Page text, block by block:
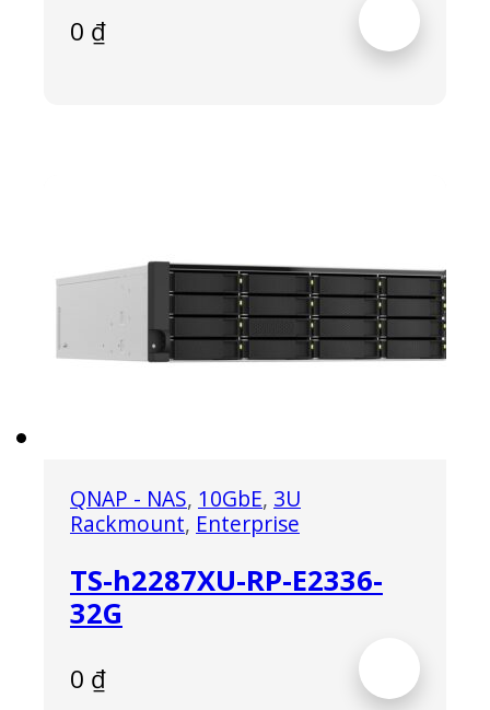
0 ₫
QNAP - NAS, 10GbE, 3U
Rackmount, Enterprise
TS-h2287XU-RP-E2336-
32G
0 ₫